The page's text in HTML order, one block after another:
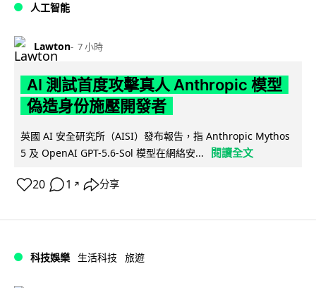
人工智能
Lawton 7 小時
AI 測試首度攻擊真人 Anthropic 模型
偽造身份施壓開發者
英國 AI 安全研究所（AISI）發布報告，指 Anthropic Mythos
5 及 OpenAI GPT-5.6-Sol 模型在網絡安...
閱讀全文
20 1 ↗ 分享
科技娛樂 生活科技 旅遊